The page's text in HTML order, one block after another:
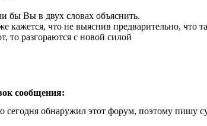
бы Вы в двух словах объяснить.
кажется, что не выяснив предварительно, что
то разгораются с новой силой
сообщения:
сегодня обнаружил этот форум, поэтому пишу